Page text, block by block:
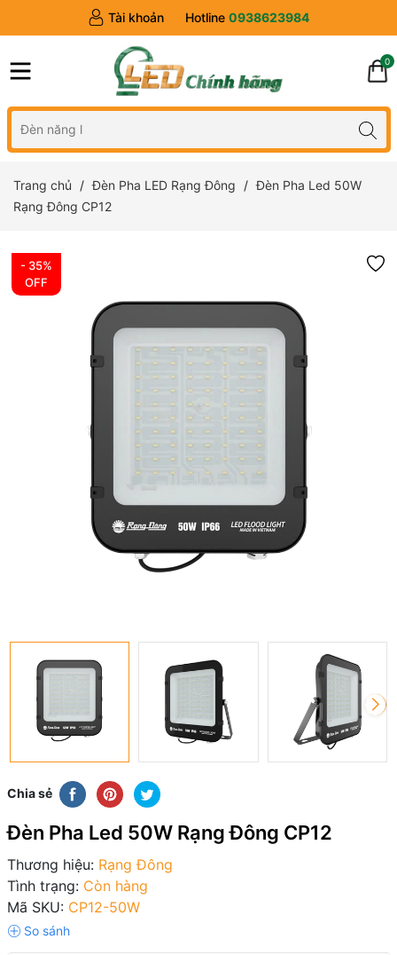
Tài khoản Hotline 0938623984
0
Trang chủ Đèn Pha LED Rạng Đông
Đèn Pha Led 50W
Rạng Đông CP12
- 35%
OFF
Chia sẻ
Đèn Pha Led 50W Rạng Đông CP12
Thương hiệu: Rạng Đông
Tình trạng: Còn hàng
Mã SKU: CP12-50W